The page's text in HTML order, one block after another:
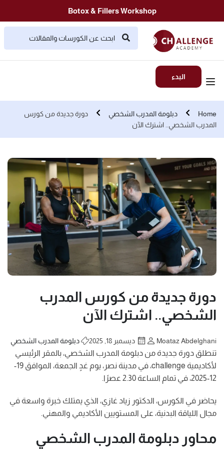
Botox & Fillers Workshop
البدء
Home دبلومة المدرب الشخصي
دورة جديدة من كورس
المدرب الشخصي.. اشترك الآن
دورة جديدة من كورس المدرب
الشخصي.. اشترك الآن
Moataz Abdelghani ديسمبر 18, 2025 دبلومة المدرب الشخصي
تنطلق دورة جديدة من دبلومة المدرب الشخصي، بالمقر الرئيسي
لأكاديمية challenge، في مدينة نصر، يوم غدٍ الجمعة، الموافق 19-
12-2025، في تمام الساعة 2.30 عصرًا.
يحاضر في الكورس، الدكتور زياد غازي، الذي يمتلك خبرة واسعة في
مجال اللياقة البدنية، على المستويين الأكاديمي والمهني.
محاور دبلومة المدرب الشخصي